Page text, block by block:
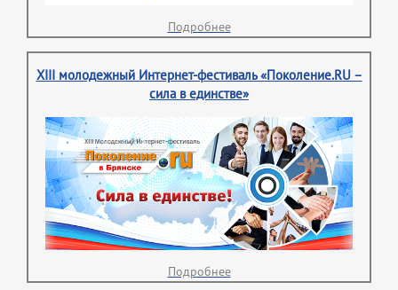
Подробнее
XIII молодежный Интернет-фестиваль «Поколение.RU –
сила в единстве»
Подробнее